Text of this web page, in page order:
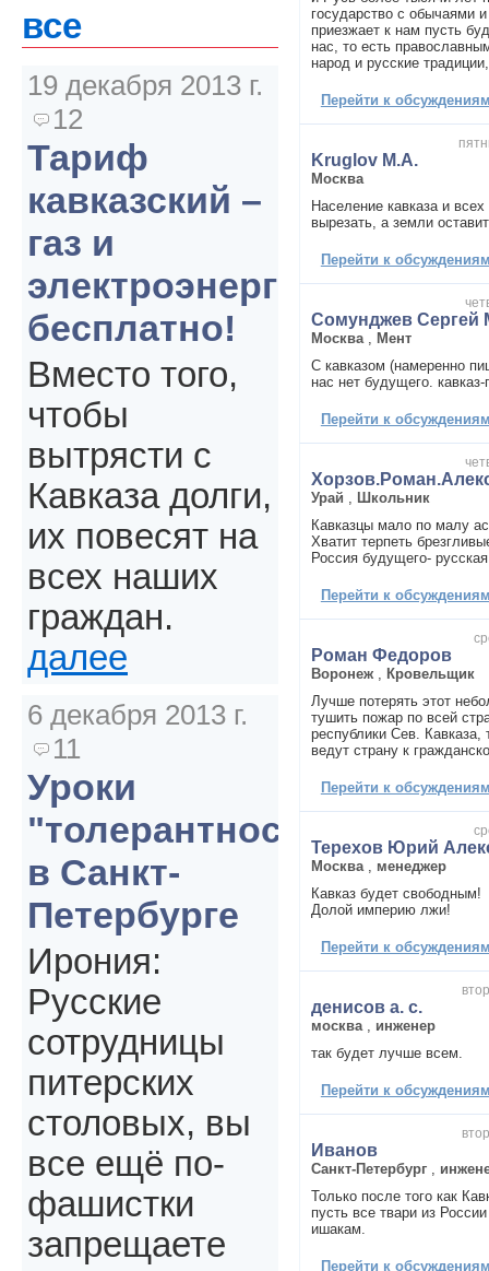
государство с обычаями
приезжает к нам пусть
нас, то есть
народ и русские
Перейти к
Kruglov M.A.
Москва
Население кавказа и
вырезать, а земли
Перейти к
Сомунджев Сергей
Москва
Мент
С кавказом (намеренно
нас нет будущего.
Перейти к
Урай
Школьник
Кавказцы мало по малу
Хватит терпеть
Россия будущего-
Перейти к
Роман Федоров
Воронеж
Кровельщик
Лучше потерять этот
тушить пожар по всей
республики Сев.
ведут страну к
Перейти к
Терехов Юрий
Москва
менеджер
Кавказ будет свободным!
Долой империю лжи!
Перейти к
денисов а. с.
москва
инженер
так будет лучше всем.
Перейти к
Иванов
Санкт-Петербург
Только после того как
пусть все твари из
ишакам.
Перейти к
все
19 декабря 2013 г.
12
Тариф
кавказский –
газ и
электроэнергия
бесплатно!
Вместо того,
чтобы
вытрясти с
Кавказа долги,
их повесят на
всех наших
граждан.
далее
6 декабря 2013 г.
11
Уроки
"толерантности"
в Санкт-
Петербурге
Ирония:
Русские
сотрудницы
питерских
столовых, вы
все ещё по-
фашистки
запрещаете